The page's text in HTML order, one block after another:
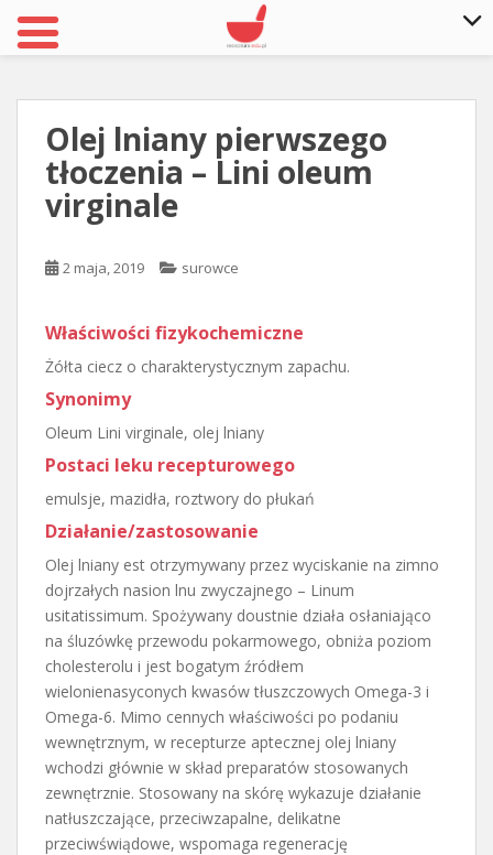
Olej lniany pierwszego
tłoczenia – Lini oleum
virginale
2 maja, 2019 surowce
Właściwości fizykochemiczne
Żółta ciecz o charakterystycznym zapachu.
Synonimy
Oleum Lini virginale, olej lniany
Postaci leku recepturowego
emulsje, mazidła, roztwory do płukań
Działanie/zastosowanie
Olej lniany est otrzymywany przez wyciskanie na zimno
dojrzałych nasion lnu zwyczajnego – Linum
usitatissimum. Spożywany doustnie działa osłaniająco
na śluzówkę przewodu pokarmowego, obniża poziom
cholesterolu i jest bogatym źródłem
wielonienasyconych kwasów tłuszczowych Omega-3 i
Omega-6. Mimo cennych właściwości po podaniu
wewnętrznym, w recepturze aptecznej olej lniany
wchodzi głównie w skład preparatów stosowanych
zewnętrznie. Stosowany na skórę wykazuje działanie
natłuszczające, przeciwzapalne, delikatne
przeciwświądowe, wspomaga regenerację